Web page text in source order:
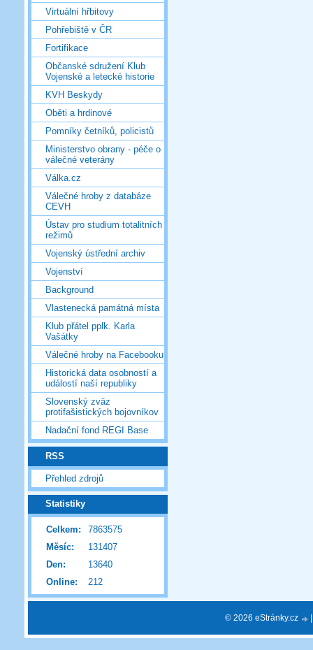
Virtuální hřbitovy
Pohřebiště v ČR
Fortifikace
Občanské sdružení Klub
Vojenské a letecké historie
KVH Beskydy
Oběti a hrdinové
Pomníky četníků, policistů
Ministerstvo obrany - péče o
válečné veterány
Válka.cz
Válečné hroby z databáze
CEVH
Ústav pro studium totalitních
režimů
Vojenský ústřední archiv
Vojenství
Background
Vlastenecká památná místa
Klub přátel pplk. Karla
Vašátky
Válečné hroby na Facebooku
Historická data osobností a
událostí naší republiky
Slovenský zväz
protifašistických bojovníkov
Nadační fond REGI Base
RSS
Přehled zdrojů
Statistiky
Online: 212
Celkem:
7863575
Měsíc:
131407
Den:
13640
© 2026 eStránky.cz